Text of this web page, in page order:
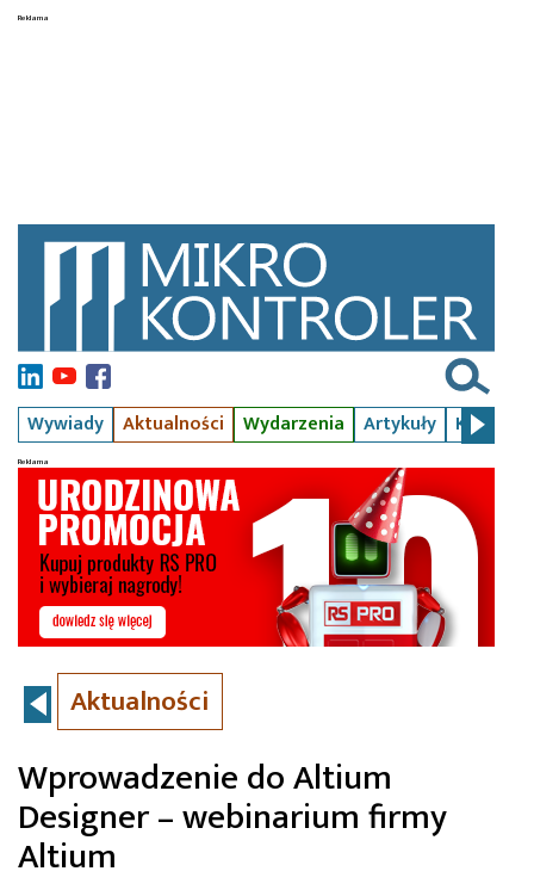
Wywiady Aktualności Wydarzenia Artykuły Kursy
Aktualności
Wprowadzenie do Altium
Designer – webinarium firmy
Altium